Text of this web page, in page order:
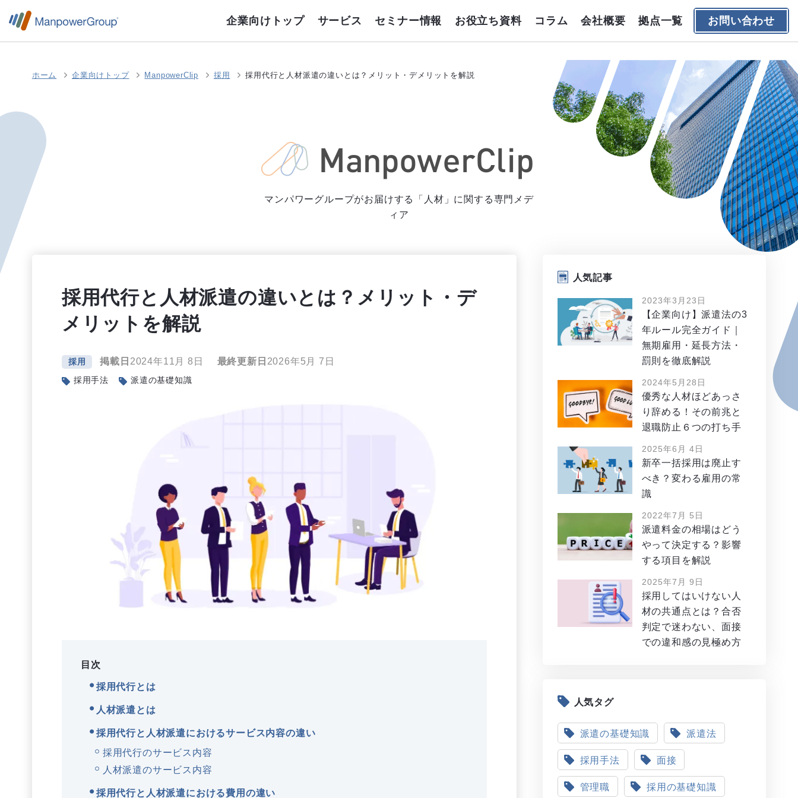
企業向けトップ サービス セミナー情報 お役立ち資料 コラム 会社概要 拠点一覧 お問い合わせ
ホーム 企業向けトップ ManpowerClip 採用 採用代行と人材派遣の違いとは？メリット・デメリットを解説
マンパワーグループがお届けする「人材」に関する専門メデ
ィア
採用代行と人材派遣の違いとは？メリット・デ
メリットを解説
採用 掲載日 2024年11月 8日 最終更新日 2026年5月 7日
採用手法 派遣の基礎知識
目次
採用代行とは
人材派遣とは
採用代行と人材派遣におけるサービス内容の違い
採用代行のサービス内容
人材派遣のサービス内容
採用代行と人材派遣における費用の違い
人気記事
2023年3月23日
【企業向け】派遣法の3
年ルール完全ガイド｜
無期雇用・延長方法・
罰則を徹底解説
2024年5月28日
優秀な人材ほどあっさ
り辞める！その前兆と
退職防止６つの打ち手
2025年6月 4日
新卒一括採用は廃止す
べき？変わる雇用の常
識
2022年7月 5日
派遣料金の相場はどう
やって決定する？影響
する項目を解説
2025年7月 9日
採用してはいけない人
材の共通点とは？合否
判定で迷わない、面接
での違和感の見極め方
人気タグ
派遣の基礎知識 派遣法
採用手法 面接
管理職 採用の基礎知識